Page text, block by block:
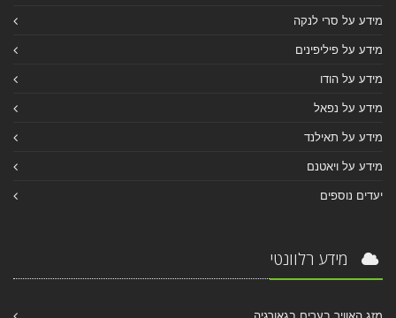
מידע על סרי לנקה
מידע על פיליפינים
מידע על הודו
מידע על נפאל
מידע על תאילנד
מידע על ויאטנם
יעדים נוספים
מידע רלוונטי
מזג האוויר בערים בגאורגיה